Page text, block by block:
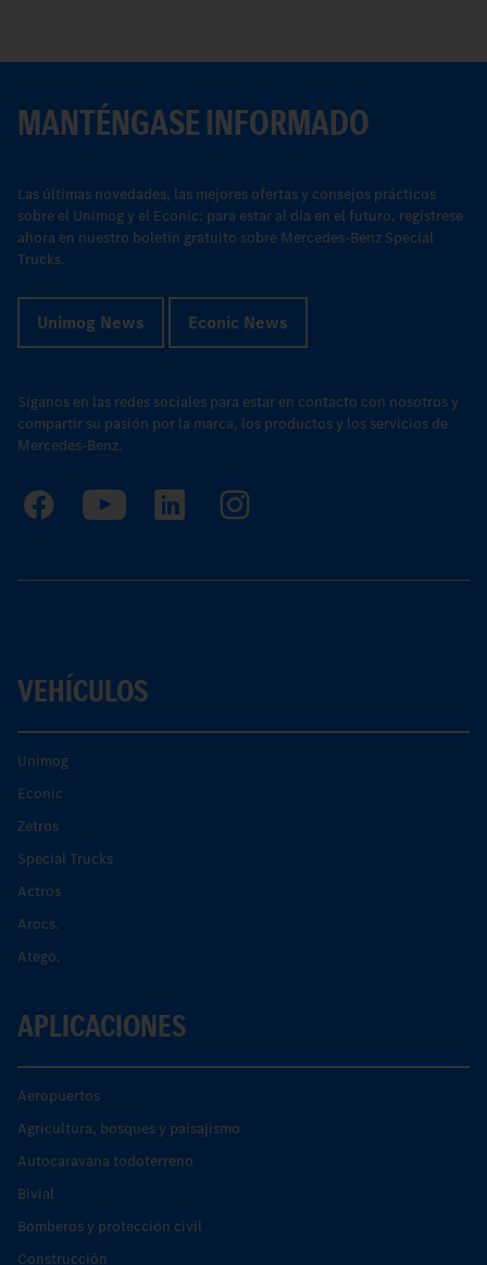
MANTÉNGASE INFORMADO
Las últimas novedades, las mejores ofertas y consejos prácticos
sobre el Unimog y el Econic: para estar al día en el futuro, regístrese
ahora en nuestro boletín gratuito sobre Mercedes-Benz Special
Trucks.
Unimog News Econic News
Síganos en las redes sociales para estar en contacto con nosotros y
compartir su pasión por la marca, los productos y los servicios de
Mercedes-Benz.
VEHÍCULOS
Unimog
Econic
Zetros
Special Trucks
Actros
Arocs.
Atego.
APLICACIONES
Aeropuertos
Agricultura, bosques y paisajismo
Autocaravana todoterreno
Bivial
Bomberos y protección civil
Construcción